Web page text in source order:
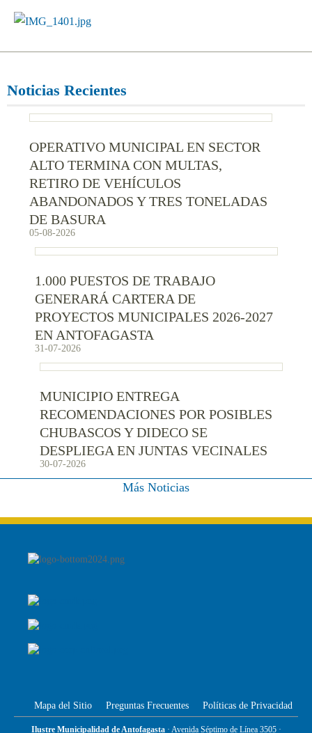
IMG_1401.jpg
Noticias Recientes
OPERATIVO MUNICIPAL EN SECTOR
ALTO TERMINA CON MULTAS,
RETIRO DE VEHÍCULOS
ABANDONADOS Y TRES TONELADAS
DE BASURA
05-08-2026
1.000 PUESTOS DE TRABAJO
GENERARÁ CARTERA DE
PROYECTOS MUNICIPALES 2026-2027
EN ANTOFAGASTA
31-07-2026
MUNICIPIO ENTREGA
RECOMENDACIONES POR POSIBLES
CHUBASCOS Y DIDECO SE
DESPLIEGA EN JUNTAS VECINALES
30-07-2026
Más Noticias
Mapa del Sitio Preguntas Frecuentes Políticas de Privacidad
Ilustre Municipalidad de Antofagasta· Avenida Séptimo de Línea 3505 ·